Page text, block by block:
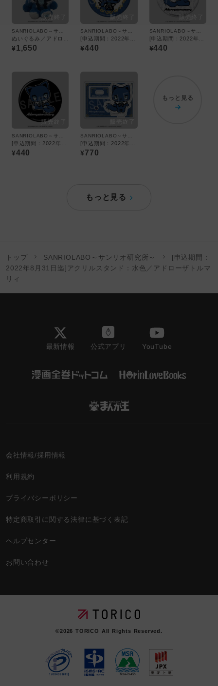
¥1,650 ¥440 ¥440
¥440 ¥770
もっと見る
もっと見る
トップ SANRIOLABO～サンリオ研究所～
[申込期間：
2022年8月31日迄]アクリルスタンド：水色／アドローザトルマ
リィ
最新情報 公式アプリ YouTube
会社情報/採用情報
利用規約
プライバシーポリシー
特定商取引に関する法律に基づく表記
ヘルプセンター
お問い合わせ
©2026TORICO All Rights Reserved.